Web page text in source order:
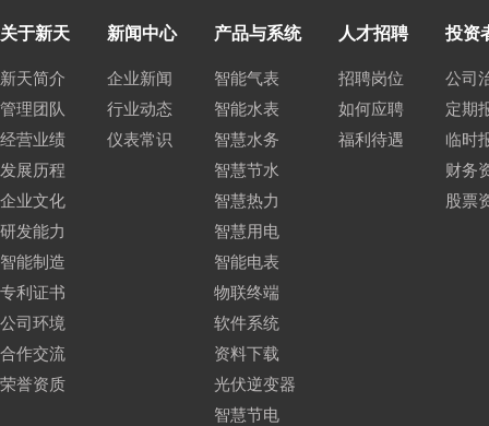
关于新天
新天简介
管理团队
经营业绩
发展历程
企业文化
研发能力
智能制造
专利证书
公司环境
合作交流
荣誉资质
新闻中心
企业新闻
行业动态
仪表常识
产品与系统
智能气表
智能水表
智慧水务
智慧节水
智慧热力
智慧用电
智能电表
物联终端
软件系统
资料下载
光伏逆变器
智慧节电
人才招聘
招聘岗位
如何应聘
福利待遇
投资
公司
定期
临时
财务
股票